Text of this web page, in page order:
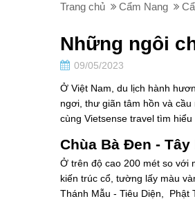
Trang chủ Cẩm Nang
Những ngôi
09/05/2023
Ở Việt Nam, du lịch hành
ngơi, thư giãn tâm hồn và
cùng Vietsense travel tìm
Chùa Bà Đen - Tây
Ở trên độ cao 200 mét so với
kiến trúc cổ, tường lấy màu
Thánh Mẫu - Tiêu Diện, Phật